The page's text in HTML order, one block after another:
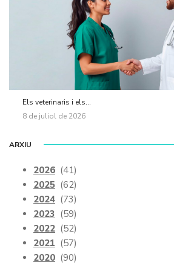
Els veterinaris i els...
8 de juliol de 2026
ARXIU
2026 (41)
2025 (62)
2024 (73)
2023 (59)
2022 (52)
2021 (57)
2020 (90)